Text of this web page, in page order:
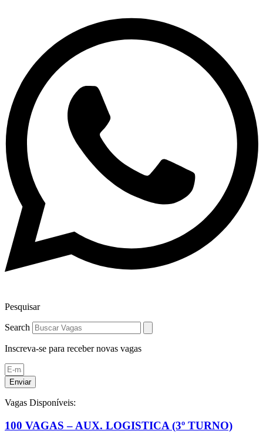
Pesquisar
Search
Inscreva-se para receber novas vagas
Enviar
Vagas Disponíveis:
100 VAGAS – AUX. LOGISTICA (3º TURNO)